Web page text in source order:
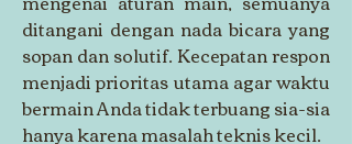
ditangani dengan nada bicara yang
sopan dan solutif. Kecepatan respon
menjadi prioritas utama agar waktu
bermain Anda tidak terbuang sia-sia
hanya karena masalah teknis kecil.